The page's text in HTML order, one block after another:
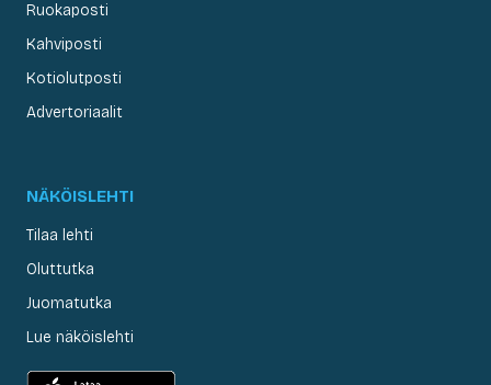
Ruokaposti
Kahviposti
Kotiolutposti
Advertoriaalit
NÄKÖISLEHTI
Tilaa lehti
Oluttutka
Juomatutka
Lue näköislehti